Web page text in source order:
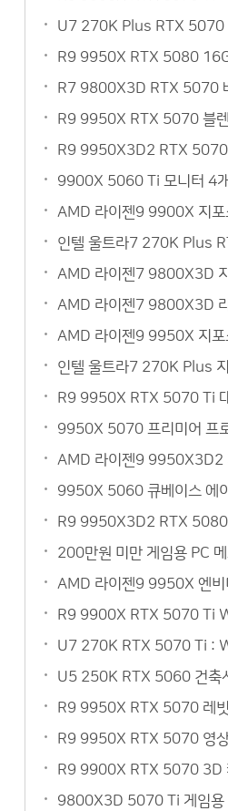
U7 270K Plus RTX 5070
R9 9950X RTX 5080
R7 9800X3D RTX 5070
R9 9950X RTX 5070 블렌
R9 9950X3D2 RTX 5070
9900X 5060 Ti 모니터 4개
AMD 라이젠9 9900X 지포
인텔 울트라7 270K Plus
AMD 라이젠7 9800X3D
AMD 라이젠7 9800X3D
AMD 라이젠9 9950X 지포
인텔 울트라7 270K Plus
R9 9950X RTX 5070 Ti 대
9950X 5070 프리미어 프
AMD 라이젠9 9950X3D2
9950X 5060 큐베이스 에
R9 9950X3D2 RTX 5080
200만원 미만 게임용 PC
AMD 라이젠9 9950X 엔비
R9 9900X RTX 5070 Ti
U7 270K RTX 5070 Ti :
U5 250K RTX 5060 건축
R9 9950X RTX 5070 레빗
R9 9950X RTX 5070 영상
R9 9900X RTX 5070 3D
9800X3D 5070 Ti 게임용